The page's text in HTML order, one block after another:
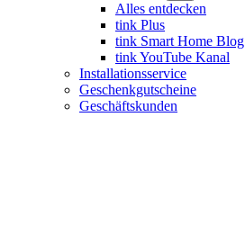
Alles entdecken
tink Plus
tink Smart Home Blog
tink YouTube Kanal
Installationsservice
Geschenkgutscheine
Geschäftskunden